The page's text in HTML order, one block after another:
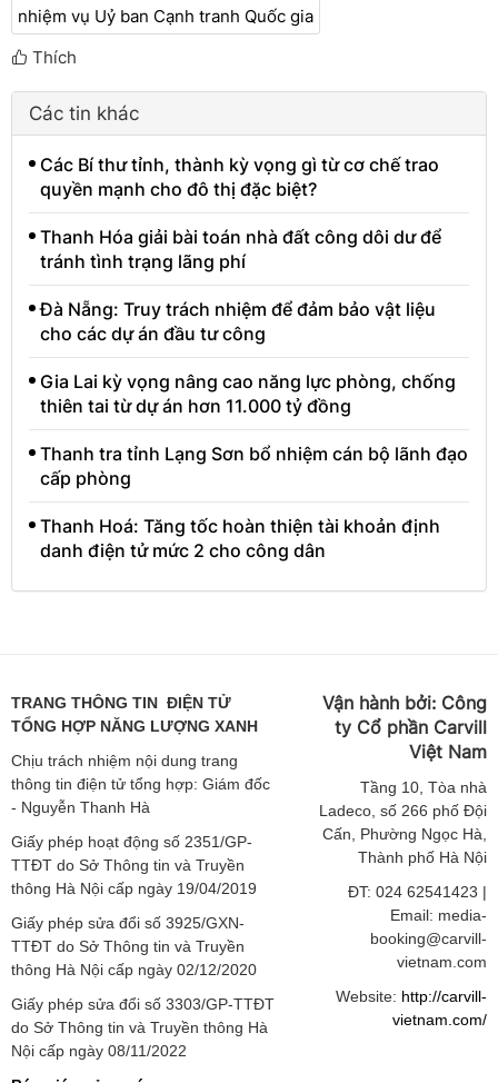
nhiệm vụ Uỷ ban Cạnh tranh Quốc gia
Thích
Các tin khác
Các Bí thư tỉnh, thành kỳ vọng gì từ cơ chế trao
quyền mạnh cho đô thị đặc biệt?
Thanh Hóa giải bài toán nhà đất công dôi dư để
tránh tình trạng lãng phí
Đà Nẵng: Truy trách nhiệm để đảm bảo vật liệu
cho các dự án đầu tư công
Gia Lai kỳ vọng nâng cao năng lực phòng, chống
thiên tai từ dự án hơn 11.000 tỷ đồng
Thanh tra tỉnh Lạng Sơn bổ nhiệm cán bộ lãnh đạo
cấp phòng
Thanh Hoá: Tăng tốc hoàn thiện tài khoản định
danh điện tử mức 2 cho công dân
TRANG THÔNG TIN ĐIỆN TỬ
TỔNG HỢP NĂNG LƯỢNG XANH
Chịu trách nhiệm nội dung trang
thông tin điện tử tổng hợp: Giám đốc
- Nguyễn Thanh Hà
Giấy phép hoạt động số 2351/GP-
TTĐT do Sở Thông tin và Truyền
thông Hà Nội cấp ngày 19/04/2019
Giấy phép sửa đổi số 3925/GXN-
TTĐT do Sở Thông tin và Truyền
thông Hà Nội cấp ngày 02/12/2020
Giấy phép sửa đổi số 3303/GP-TTĐT
do Sở Thông tin và Truyền thông Hà
Nội cấp ngày 08/11/2022
Vận hành bởi: Công
ty Cổ phần Carvill
Việt Nam
Tầng 10, Tòa nhà
Ladeco, số 266 phố Đội
Cấn, Phường Ngọc Hà,
Thành phố Hà Nội
ĐT: 024 62541423 |
Email: media-
booking@carvill-
vietnam.com
Website: http://carvill-
vietnam.com/